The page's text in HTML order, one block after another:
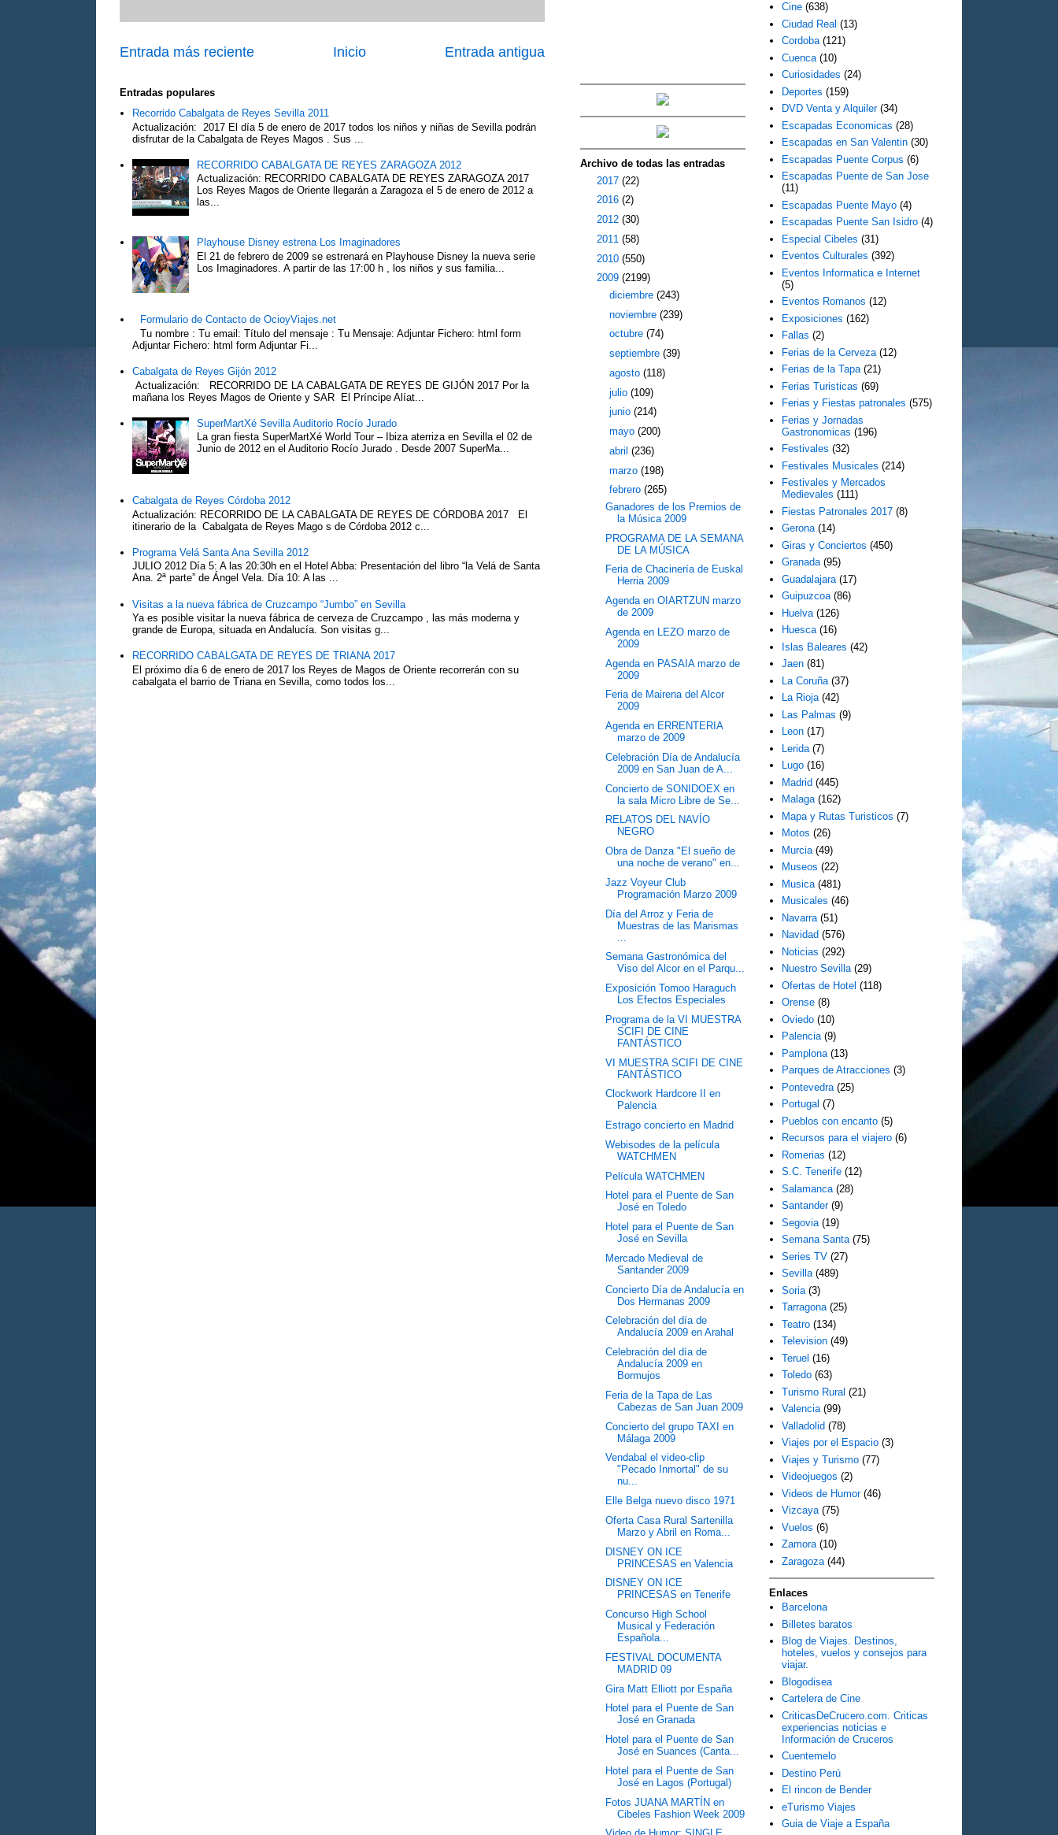
Entrada más reciente Entrada antigua
Inicio
Entradas populares
Recorrido Cabalgata de Reyes Sevilla 2011
Actualización: 2017 El día 5 de enero de 2017 todos los niños y niñas de Sevilla podrán
disfrutar de la Cabalgata de Reyes Magos . Sus ...
RECORRIDO CABALGATA DE REYES ZARAGOZA 2012
Actualización: RECORRIDO CABALGATA DE REYES ZARAGOZA 2017
Los Reyes Magos de Oriente llegarán a Zaragoza el 5 de enero de 2012 a
las...
Playhouse Disney estrena Los Imaginadores
El 21 de febrero de 2009 se estrenará en Playhouse Disney la nueva serie
Los Imaginadores. A partir de las 17:00 h , los niños y sus familia...
Formulario de Contacto de OcioyViajes.net
Tu nombre : Tu email: Título del mensaje : Tu Mensaje: Adjuntar Fichero: html form
Adjuntar Fichero: html form Adjuntar Fi...
Cabalgata de Reyes Gijón 2012
Actualización: RECORRIDO DE LA CABALGATA DE REYES DE GIJÓN 2017 Por la
mañana los Reyes Magos de Oriente y SAR El Príncipe Alíat...
SuperMartXé Sevilla Auditorio Rocío Jurado
La gran fiesta SuperMartXé World Tour – Ibiza aterriza en Sevilla el 02 de
Junio de 2012 en el Auditorio Rocío Jurado . Desde 2007 SuperMa...
Cabalgata de Reyes Córdoba 2012
Actualización: RECORRIDO DE LA CABALGATA DE REYES DE CÓRDOBA 2017 El
itinerario de la Cabalgata de Reyes Mago s de Córdoba 2012 c...
Programa Velá Santa Ana Sevilla 2012
JULIO 2012 Día 5: A las 20:30h en el Hotel Abba: Presentación del libro “la Velá de Santa
Ana. 2ª parte” de Ángel Vela. Día 10: A las ...
Visitas a la nueva fábrica de Cruzcampo “Jumbo” en Sevilla
Ya es posible visitar la nueva fábrica de cerveza de Cruzcampo , las más moderna y
grande de Europa, situada en Andalucía. Son visitas g...
RECORRIDO CABALGATA DE REYES DE TRIANA 2017
El próximo día 6 de enero de 2017 los Reyes de Magos de Oriente recorrerán con su
cabalgata el barrio de Triana en Sevilla, como todos los...
Archivo de todas las entradas
2017 (22)
2016 (2)
2012 (30)
2011 (58)
2010 (550)
2009 (2199)
diciembre (243)
noviembre (239)
octubre (74)
septiembre (39)
agosto (118)
julio (109)
junio (214)
mayo (200)
abril (236)
marzo (198)
febrero (265)
Ganadores de los Premios de
la Música 2009
PROGRAMA DE LA SEMANA
DE LA MÚSICA
Feria de Chacinería de Euskal
Herria 2009
Agenda en OIARTZUN marzo
de 2009
Agenda en LEZO marzo de
2009
Agenda en PASAIA marzo de
2009
Feria de Mairena del Alcor
2009
Agenda en ERRENTERIA
marzo de 2009
Celebración Día de Andalucía
2009 en San Juan de A...
Concierto de SONIDOEX en
la sala Micro Libre de Se...
RELATOS DEL NAVÍO
NEGRO
Obra de Danza "El sueño de
una noche de verano" en...
Jazz Voyeur Club
Programación Marzo 2009
Día del Arroz y Feria de
Muestras de las Marismas
Semana Gastronómica del
Viso del Alcor en el Parqu...
Exposición Tomoo Haraguch
Los Efectos Especiales
Programa de la VI MUESTRA
SCIFI DE CINE
FANTÁSTICO
VI MUESTRA SCIFI DE CINE
FANTÁSTICO
Clockwork Hardcore II en
Palencia
Estrago concierto en Madrid
Webisodes de la película
WATCHMEN
Película WATCHMEN
Hotel para el Puente de San
José en Toledo
Hotel para el Puente de San
José en Sevilla
Mercado Medieval de
Santander 2009
Concierto Día de Andalucía en
Dos Hermanas 2009
Celebración del día de
Andalucía 2009 en Arahal
Celebración del día de
Andalucía 2009 en
Bormujos
Feria de la Tapa de Las
Cabezas de San Juan 2009
Concierto del grupo TAXI en
Málaga 2009
Vendabal el video-clip
"Pecado Inmortal" de su
nu...
Elle Belga nuevo disco 1971
Oferta Casa Rural Sartenilla
Marzo y Abril en Roma...
DISNEY ON ICE
PRINCESAS en Valencia
DISNEY ON ICE
PRINCESAS en Tenerife
Concurso High School
Musical y Federación
Española...
FESTIVAL DOCUMENTA
MADRID 09
Gira Matt Elliott por España
Hotel para el Puente de San
José en Granada
Hotel para el Puente de San
José en Suances (Canta...
Hotel para el Puente de San
José en Lagos (Portugal)
Fotos JUANA MARTÍN en
Cibeles Fashion Week 2009
Cine (638)
Ciudad Real (13)
Cordoba (121)
Cuenca (10)
Curiosidades (24)
Deportes (159)
DVD Venta y Alquiler (34)
Escapadas Economicas (28)
Escapadas en San Valentin (30)
Escapadas Puente Corpus (6)
Escapadas Puente de San Jose
(11)
Escapadas Puente Mayo (4)
Escapadas Puente San Isidro (4)
Especial Cibeles (31)
Eventos Culturales (392)
Eventos Informatica e Internet
(5)
Eventos Romanos (12)
Exposiciones (162)
Fallas (2)
Ferias de la Cerveza (12)
Ferias de la Tapa (21)
Ferias Turisticas (69)
Ferias y Fiestas patronales (575)
Ferias y Jornadas
Gastronomicas (196)
Festivales (32)
Festivales Musicales (214)
Festivales y Mercados
Medievales (111)
Fiestas Patronales 2017 (8)
Gerona (14)
Giras y Conciertos (450)
Granada (95)
Guadalajara (17)
Guipuzcoa (86)
Huelva (126)
Huesca (16)
Islas Baleares (42)
Jaen (81)
La Coruña (37)
La Rioja (42)
Las Palmas (9)
Leon (17)
Lerida (7)
Lugo (16)
Madrid (445)
Malaga (162)
Mapa y Rutas Turisticos (7)
Motos (26)
Murcia (49)
Museos (22)
Musica (481)
Musicales (46)
Navarra (51)
Navidad (576)
Noticias (292)
Nuestro Sevilla (29)
Ofertas de Hotel (118)
Orense (8)
Oviedo (10)
Palencia (9)
Pamplona (13)
Parques de Atracciones (3)
Pontevedra (25)
Portugal (7)
Pueblos con encanto (5)
Recursos para el viajero (6)
Romerias (12)
S.C. Tenerife (12)
Salamanca (28)
Santander (9)
Segovia (19)
Semana Santa (75)
Series TV (27)
Sevilla (489)
Soria (3)
Tarragona (25)
Teatro (134)
Television (49)
Teruel (16)
Toledo (63)
Turismo Rural (21)
Valencia (99)
Valladolid (78)
Viajes por el Espacio (3)
Viajes y Turismo (77)
Videojuegos (2)
Videos de Humor (46)
Vizcaya (75)
Vuelos (6)
Zamora (10)
Zaragoza (44)
Enlaces
Barcelona
Billetes baratos
Blog de Viajes. Destinos,
hoteles, vuelos y consejos para
viajar.
Blogodisea
Cartelera de Cine
CriticasDeCrucero.com. Criticas
experiencias noticias e
Información de Cruceros
Cuentemelo
Destino Perú
El rincon de Bender
eTurismo Viajes
Guia de Viaje a España